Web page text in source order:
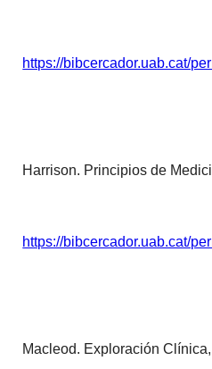
https://bibcercador.uab.cat/
Harrison. Principios de
https://bibcercador.uab.cat/
Macleod. Exploración